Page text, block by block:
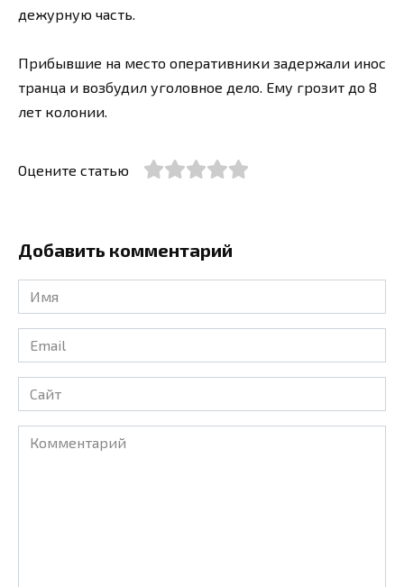
дежурную часть.
Прибывшие на место оперативники задержали инос
транца и возбудил уголовное дело. Ему грозит до 8
лет колонии.
Оцените статью
Добавить комментарий
Имя
*
Email
*
Сайт
Комментарий